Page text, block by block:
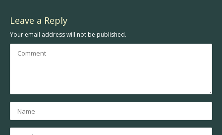
Leave a Reply
Your email address will not be published.